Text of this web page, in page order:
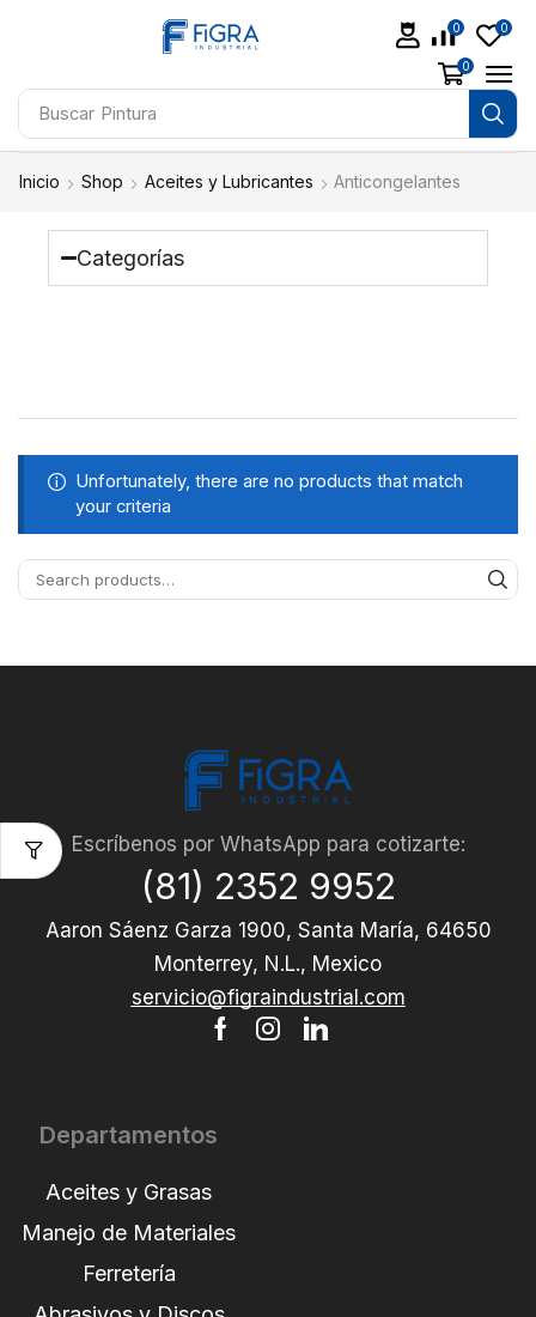
Buscar Taladros
0 0
0
Inicio Shop Aceites y Lubricantes Anticongelantes
Categorías
Unfortunately, there are no products that match
your criteria
Escríbenos por WhatsApp para cotizarte:
(81) 2352 9952
Aaron Sáenz Garza 1900, Santa María, 64650
Monterrey, N.L., Mexico
servicio@figraindustrial.com
Departamentos
Aceites y Grasas
Manejo de Materiales
Ferretería